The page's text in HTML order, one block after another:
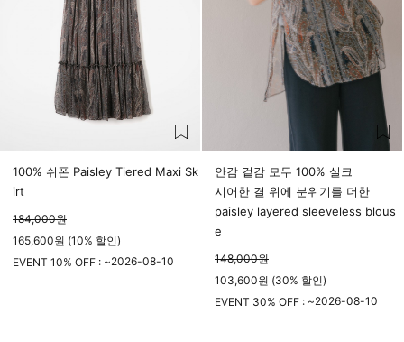
100% 쉬폰 Paisley Tiered Maxi Sk
irt
184,000원
165,600원 (10% 할인)
EVENT 10% OFF : ~2026-08-10
안감 겉감 모두 100% 실크
시어한 결 위에 분위기를 더한
paisley layered sleeveless blous
e
148,000원
103,600원 (30% 할인)
EVENT 30% OFF : ~2026-08-10